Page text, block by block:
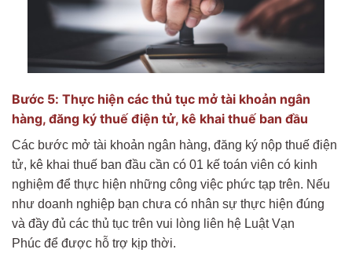
Bước 5: Thực hiện các thủ tục mở tài khoản ngân
hàng, đăng ký thuế điện tử, kê khai thuế ban đầu
Các bước mở tài khoản ngân hàng, đăng ký nộp thuế điện
tử, kê khai thuế ban đầu cần có 01 kế toán viên có kinh
nghiệm để thực hiện những công việc phức tạp trên. Nếu
như doanh nghiệp bạn chưa có nhân sự thực hiện đúng
và đầy đủ các thủ tục trên vui lòng liên hệ Luật Vạn
Phúc để được hỗ trợ kịp thời.